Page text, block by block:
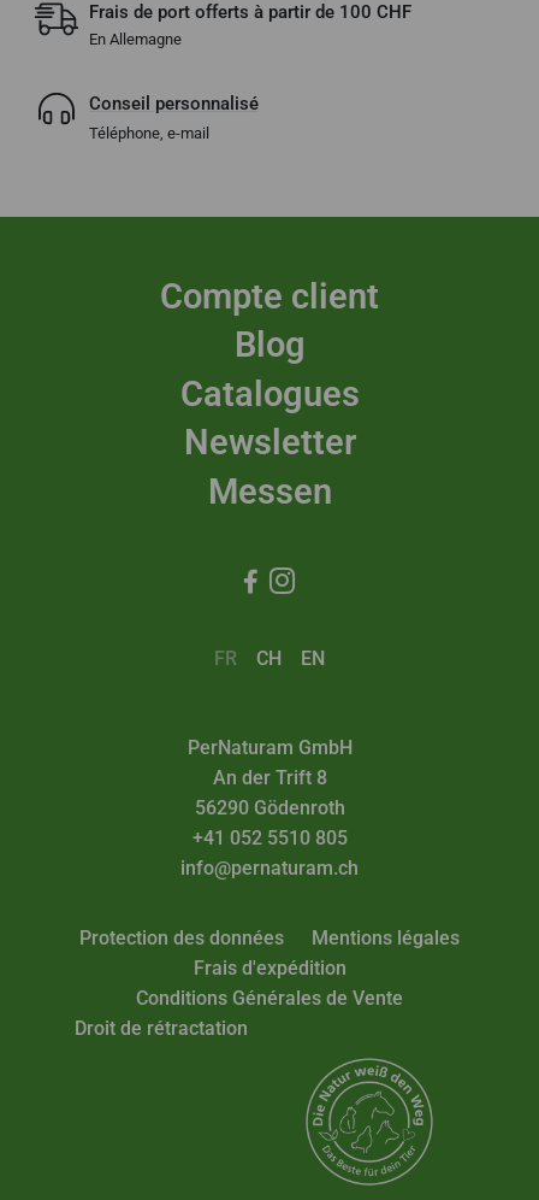
Frais de port offerts à partir de 100 CHF
En Allemagne
Conseil personnalisé
Téléphone, e-mail
Compte client
Blog
Catalogues
Newsletter
Messen
 
FR CH EN
PerNaturam GmbH
An der Trift 8
56290 Gödenroth
+41 052 5510 805
info@pernaturam.ch
Protection des données
Mentions légales
Frais d'expédition
Conditions Générales de Vente
Droit de rétractation